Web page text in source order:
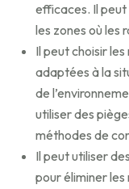
efficaces. Il
les zones où les
Il peut choisir
adaptées à la
de
utiliser des
méthodes de
Il peut utiliser
pour éliminer